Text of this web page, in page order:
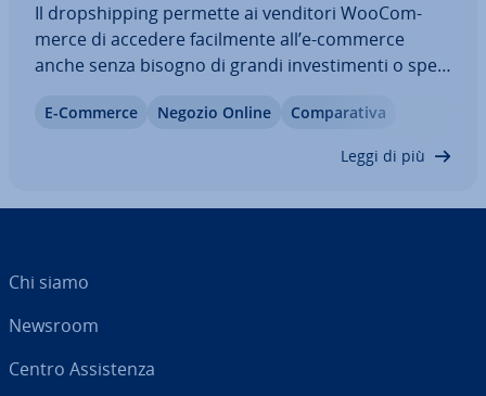
Il drop­ship­ping permette ai venditori Woo­Com­
mer­ce di accedere fa­cil­men­te all’e-commerce
anche senza bisogno di grandi in­ve­sti­men­ti o spe­
necessari i plugin di drop­ship­ping per Woo­Com­
E-Commerce Negozio Online Com­pa­ra­ti­va
Leggi di più
Chi siamo
Newsroom
Centro As­si­sten­za